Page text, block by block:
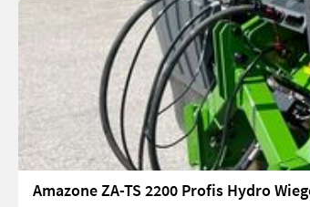
Amazone ZA-TS 2200 Profis Hydro